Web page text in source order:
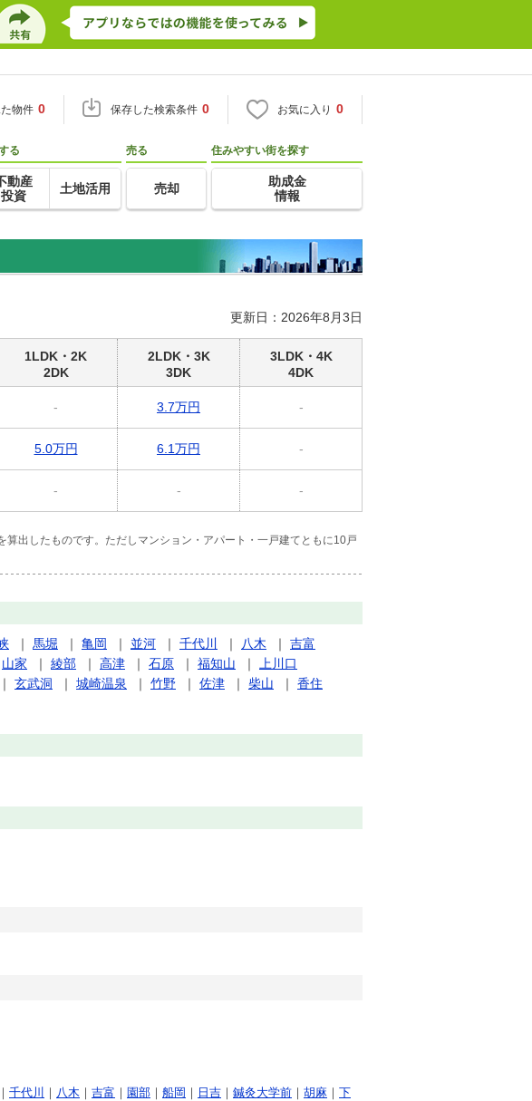
物件 0 保存した検索条件 0 お気に入り 0
る
動産
投資
土地活用
売る
売却
住みやすい街を探す
助成金
情報
更新日：2026年8月3日
1LDK・2K
2DK
2LDK・3K
3DK
3LDK・4K
4DK
- 3.7万円 -
5.0万円 6.1万円 -
- - -
出したものです。ただしマンション・アパート・一戸建てともに10戸
｜ 馬堀 ｜ 亀岡 ｜ 並河 ｜ 千代川 ｜ 八木 ｜ 吉富
山家 ｜ 綾部 ｜ 高津 ｜ 石原 ｜ 福知山 ｜
上川口
玄武洞 ｜ 城崎温泉 ｜ 竹野 ｜ 佐津 ｜ 柴山 ｜ 香住
｜ 千代川 ｜ 八木 ｜ 吉富 ｜ 園部 ｜ 船岡 ｜ 日吉 ｜ 鍼灸大学前 ｜ 胡麻 ｜ 下